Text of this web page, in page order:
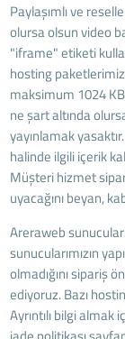
Paylaşımlı ve
olursa olsun video
"iframe" etiketi
hosting
maksimum 1024
ne şart altında
yayınlamak
halinde ilgili içerik
Müşteri hizmet
uyacağını beyan,
Areraweb
sunucularımızın
olmadığını sipariş
ediyoruz. Bazı
Ayrıntılı bilgi